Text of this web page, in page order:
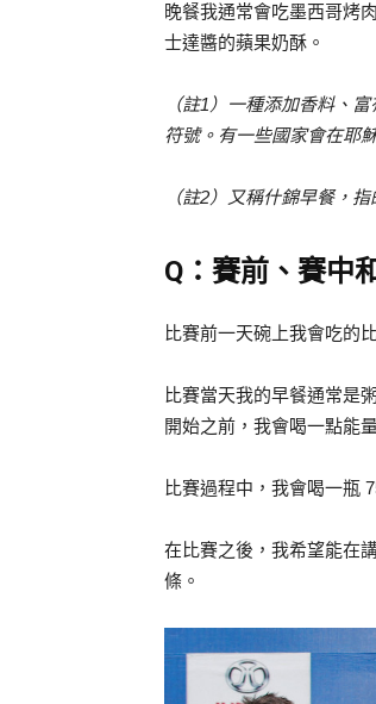
晚餐我通常會吃墨西哥烤
士達醬的蘋果奶酥。
（註1）一種添加香料、
符號。有一些國家會在耶
（註2）又稱什錦早餐，
Q：賽前、賽中
比賽前一天碗上我會吃的
比賽當天我的早餐通常是
開始之前，我會喝一點能
比賽過程中，我會喝一瓶
在比賽之後，我希望能在
條。